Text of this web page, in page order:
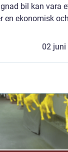
bil kan vara
en ekonomisk
02 juni